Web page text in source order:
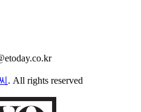
. All rights reserved